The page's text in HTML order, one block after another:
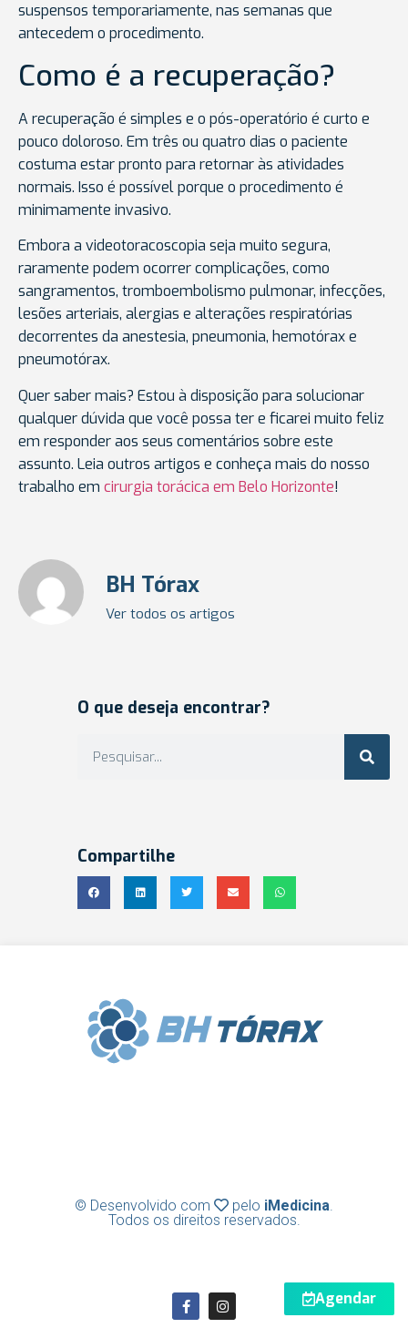
suspensos temporariamente, nas semanas que
antecedem o procedimento.
Como é a recuperação?
A recuperação é simples e o pós-operatório é curto e
pouco doloroso. Em três ou quatro dias o paciente
costuma estar pronto para retornar às atividades
normais. Isso é possível porque o procedimento é
minimamente invasivo.
Embora a videotoracoscopia seja muito segura,
raramente podem ocorrer complicações, como
sangramentos, tromboembolismo pulmonar, infecções,
lesões arteriais, alergias e alterações respiratórias
decorrentes da anestesia, pneumonia, hemotórax e
pneumotórax.
Quer saber mais? Estou à disposição para solucionar
qualquer dúvida que você possa ter e ficarei muito feliz
em responder aos seus comentários sobre este
assunto. Leia outros artigos e conheça mais do nosso
trabalho em cirurgia torácica em Belo Horizonte!
BH Tórax
Ver todos os artigos
O que deseja encontrar?
Compartilhe
Agendar
© Desenvolvido com pelo iMedicina.
Todos os direitos reservados.